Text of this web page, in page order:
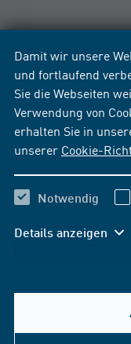
Damit wir unsere
und fortlaufend
Sie die Webseiten
Verwendung von
erhalten Sie in
unserer Cookie-
Notwendig
Details anzeigen